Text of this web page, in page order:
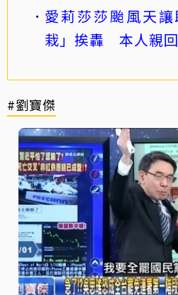
愛莉莎莎颱風天
栽」挨轟 本人親
#劉寶傑